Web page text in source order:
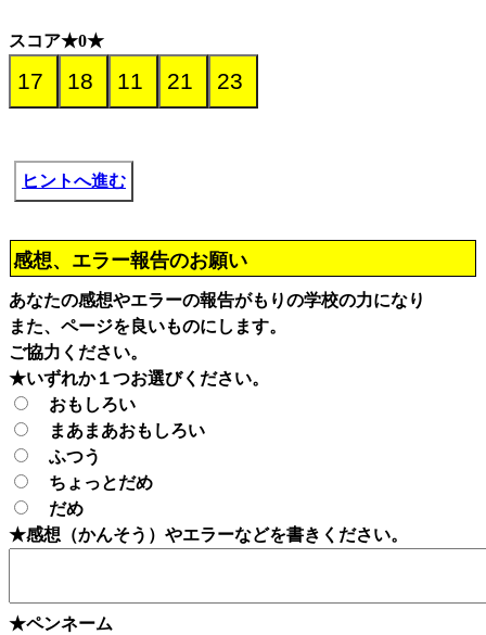
スコア★0★
ヒントへ進む
感想、エラー報告のお願い
あなたの感想やエラーの報告がもりの学校の力になり
また、ページを良いものにします。
ご協力ください。
★いずれか１つお選びください。
おもしろい
まあまあおもしろい
ふつう
ちょっとだめ
だめ
★感想（かんそう）やエラーなどを書きください。
★ペンネーム